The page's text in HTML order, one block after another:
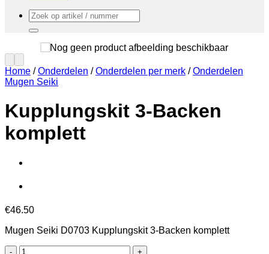
Zoeken
naar:
Home / Onderdelen / Onderdelen per merk / Onderdelen
Mugen Seiki
Kupplungskit 3-Backen
komplett
€46.50
Mugen Seiki D0703 Kupplungskit 3-Backen komplett
Kupplungskit